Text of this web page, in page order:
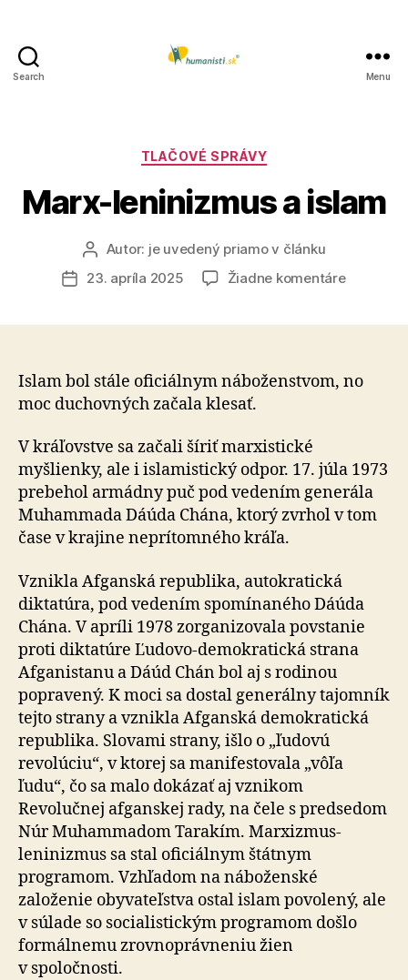
Search Menu
Kategórie
TLAČOVÉ SPRÁVY
Marx-leninizmus a islam
Autor
článku
Autor: je uvedený priamo v článku
Dátum
23. apríla 2025 Žiadne komentárena
Islam bol stále oficiálnym náboženstvom, no
moc duchovných začala klesať.
V kráľovstve sa začali šíriť marxistické
myšlienky, ale i islamistický odpor. 17. júla 1973
prebehol armádny puč pod vedením generála
Muhammada Dáúda Chána, ktorý zvrhol v tom
čase v krajine neprítomného kráľa.
Vznikla Afganská republika, autokratická
diktatúra, pod vedením spomínaného Dáúda
Chána. V apríli 1978 zorganizovala povstanie
proti diktatúre Ľudovo-demokratická strana
Afganistanu a Dáúd Chán bol aj s rodinou
popravený. K moci sa dostal generálny tajomník
tejto strany a vznikla Afganská demokratická
republika. Slovami strany, išlo o „ľudovú
revolúciu“, v ktorej sa manifestovala „vôľa
ľudu“, čo sa malo dokázať aj vznikom
Revolučnej afganskej rady, na čele s predsedom
Núr Muhammadom Tarakím. Marxizmus-
leninizmus sa stal oficiálnym štátnym
programom. Vzhľadom na ná­bo­žen­ské
založenie obyvateľstva ostal islam povolený, ale
v sú­la­de so socialistickým programom došlo
formálnemu zrovnoprávneniu žien
v spoločnosti.